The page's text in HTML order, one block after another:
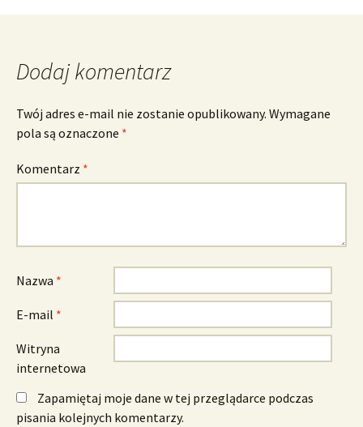
Dodaj komentarz
Twój adres e-mail nie zostanie opublikowany. Wymagane
pola są oznaczone *
Komentarz *
Nazwa *
E-mail *
Witryna
internetowa
Zapamiętaj moje dane w tej przeglądarce podczas
pisania kolejnych komentarzy.